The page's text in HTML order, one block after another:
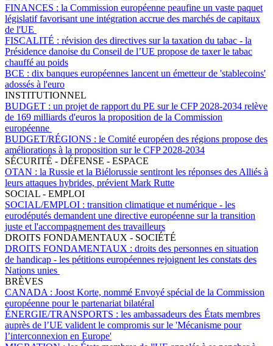
FINANCES : la Commission européenne peaufine un vaste paquet
législatif favorisant une intégration accrue des marchés de capitaux
de l'UE
FISCALITÉ : révision des directives sur la taxation du tabac - la
Présidence danoise du Conseil de l’UE propose de taxer le tabac
chauffé au poids
BCE : dix banques européennes lancent un émetteur de 'stablecoins'
adossés à l'euro
INSTITUTIONNEL
BUDGET : un projet de rapport du PE sur le CFP 2028-2034 relève
de 169 milliards d'euros la proposition de la Commission
européenne
BUDGET/RÉGIONS : le Comité européen des régions propose des
améliorations à la proposition sur le CFP 2028-2034
SÉCURITÉ - DÉFENSE - ESPACE
OTAN : la Russie et la Biélorussie sentiront les réponses des Alliés à
leurs attaques hybrides, prévient Mark Rutte
SOCIAL - EMPLOI
SOCIAL/EMPLOI : transition climatique et numérique - les
eurodéputés demandent une directive européenne sur la transition
juste et l'accompagnement des travailleurs
DROITS FONDAMENTAUX - SOCIÉTÉ
DROITS FONDAMENTAUX : droits des personnes en situation
de handicap - les pétitions européennes rejoignent les constats des
Nations unies
BRÈVES
CANADA : Joost Korte, nommé Envoyé spécial de la Commission
européenne pour le partenariat bilatéral
ÉNERGIE/TRANSPORTS : les ambassadeurs des États membres
auprès de l’UE valident le compromis sur le 'Mécanisme pour
l’interconnexion en Europe'